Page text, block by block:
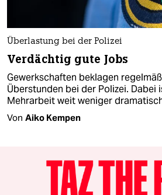
Überlastung bei der Polizei
Verdächtig gute Jobs
Gewerkschaften beklagen
Überstunden bei der Polizei.
Mehrarbeit weit weniger
Von Aiko Kempen